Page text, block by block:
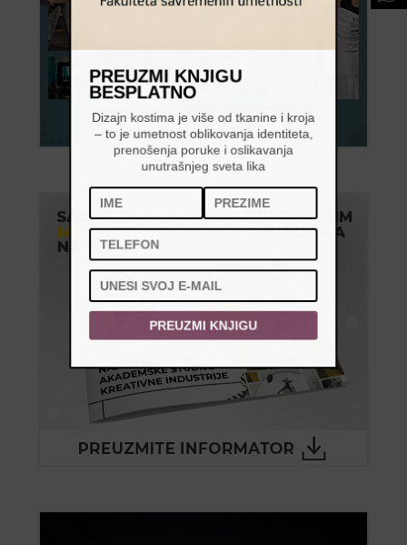
PREUZMI KNJIGU
BESPLATNO
Dizajn kostima je više od tkanine i kroja
– to je umetnost oblikovanja identiteta,
prenošenja poruke i oslikavanja
unutrašnjeg sveta lika
PREUZMI KNJIGU